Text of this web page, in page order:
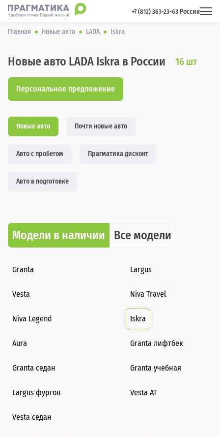
+7 (812) 363-23-63 Россия
Главная Новые авто LADA Iskra
Новые авто LADA Iskra в России 16 шт
Персональное предложение
Новые авто Почти новые авто
Авто с пробегом Прагматика дисконт
Авто в подготовке
Модели в наличии Все модели
Granta Largus
Vesta Niva Travel
Niva Legend Iskra
Aura Granta лифтбек
Granta седан Granta учебная
Largus фургон Vesta AT
Vesta седан